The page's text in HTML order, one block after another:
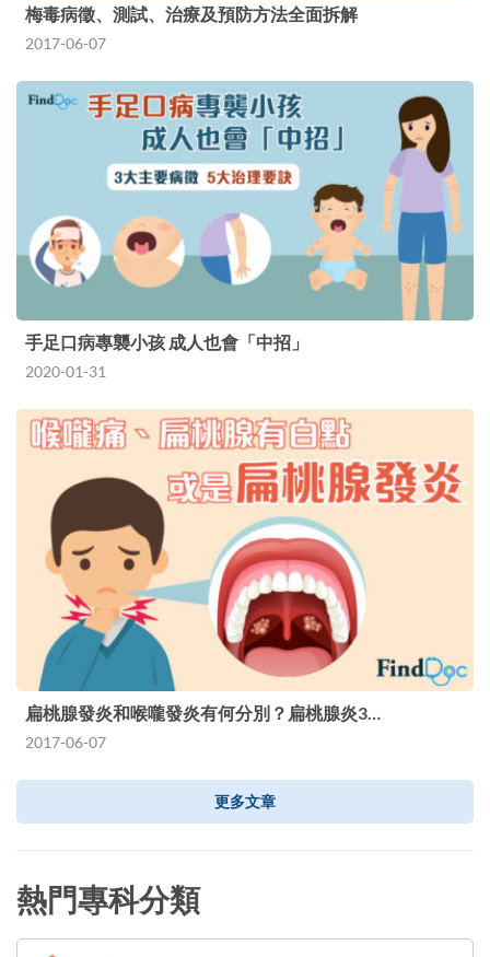
梅毒病徵、測試、治療及預防方法全面拆解
2017-06-07
手足口病專襲小孩 成人也會「中招」
2020-01-31
扁桃腺發炎和喉嚨發炎有何分別？扁桃腺炎3…
2017-06-07
更多文章
熱門專科分類